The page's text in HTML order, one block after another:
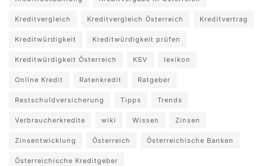
Kreditvergleich Kreditvergleich Österreich Kreditvertrag
Kreditwürdigkeit Kreditwürdigkeit prüfen
Kreditwürdigkeit Österreich KSV lexikon
Online Kredit Ratenkredit Ratgeber
Restschuldversicherung Tipps Trends
Verbraucherkredite wiki Wissen Zinsen
Zinsentwicklung Österreich Österreichische Banken
Österreichische Kreditgeber